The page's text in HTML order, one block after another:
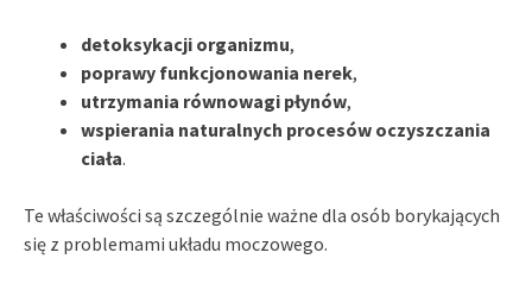
detoksykacji organizmu,
poprawy funkcjonowania nerek,
utrzymania równowagi płynów,
wspierania naturalnych procesów oczyszczania
ciała.
Te właściwości są szczególnie ważne dla osób borykających
się z problemami układu moczowego.